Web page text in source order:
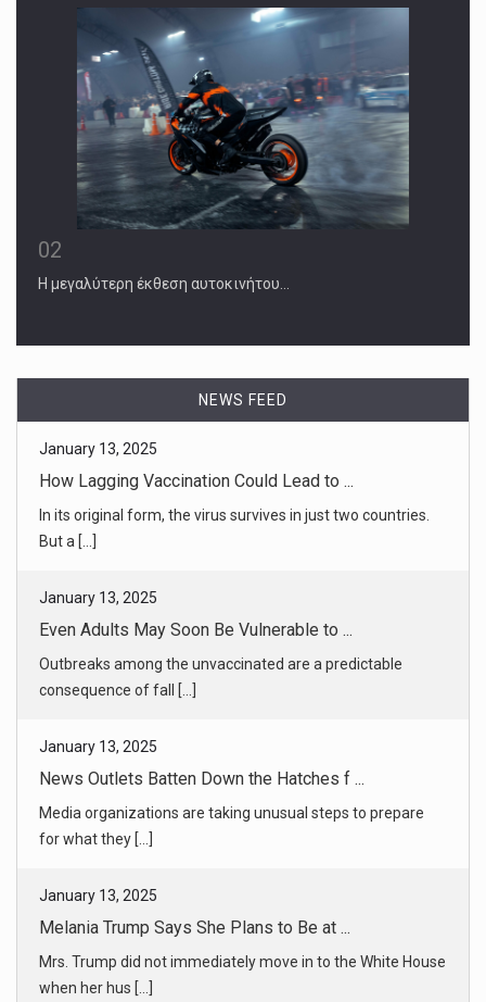
02
Η μεγαλύτερη έκθεση αυτοκινήτου…
NEWS FEED
In its original form, the virus survives in just two countries.
January 13, 2025
Even Adults May Soon Be Vulnerable to ...
Outbreaks among the unvaccinated are a predictable
consequence of fall [...]
January 13, 2025
News Outlets Batten Down the Hatches f ...
Media organizations are taking unusual steps to prepare
for what they [...]
January 13, 2025
Melania Trump Says She Plans to Be at ...
Mrs. Trump did not immediately move in to the White House
when her hus [...]
January 13, 2025
China’s Trade Surplus Reaches a Record ...
China’s vast exports in 2024 exceeded its imports on a scale
seldom se [...]